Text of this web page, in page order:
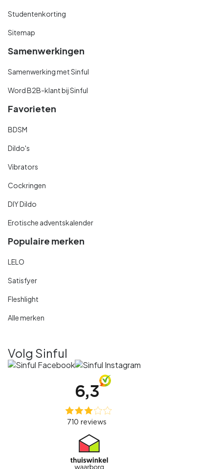
Studentenkorting
Sitemap
Samenwerkingen
Samenwerking met Sinful
Word B2B-klant bij Sinful
Favorieten
BDSM
Dildo's
Vibrators
Cockringen
DIY Dildo
Erotische adventskalender
Populaire merken
LELO
Satisfyer
Fleshlight
Alle merken
Volg Sinful